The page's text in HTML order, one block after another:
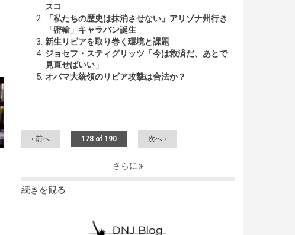
スコ
「私たちの歴史は抹消させない」アリゾナ州行き
「密輸」キャラバン誕生
新生リビアを取り巻く環境と課題
ジョセフ・スティグリッツ「今は救済だ、あとで
見直せばいい」
オバマ大統領のリビア攻撃は合法か？
‹ 前へ 178 of 190 次へ ›
さらに
続きを観る